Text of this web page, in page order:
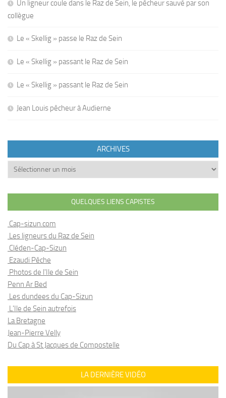
Un ligneur coule dans le Raz de Sein, le pêcheur sauvé par son
collègue
Le « Skellig » passe le Raz de Sein
Le « Skellig » passant le Raz de Sein
Le « Skellig » passant le Raz de Sein
Jean Louis pêcheur à Audierne
ARCHIVES
Archives
QUELQUES LIENS CAPISTES
Cap-sizun.com
Les ligneurs du Raz de Sein
Cléden-Cap-Sizun
Ezaudi Pêche
Photos de l'Ile de Sein
Penn Ar Bed
Les dundees du Cap-Sizun
L'Ile de Sein autrefois
La Bretagne
Jean-Pierre Velly
Du Cap à St Jacques de Compostelle
LA DERNIÈRE VIDÉO